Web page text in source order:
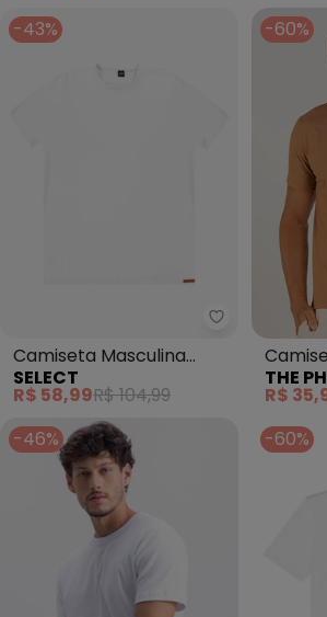
-43%
Select -
Camiseta Masculina
(Branco)
SELECT
R$ 58,99R$ 104,99
-60%
THE
R$
-46%
-60%